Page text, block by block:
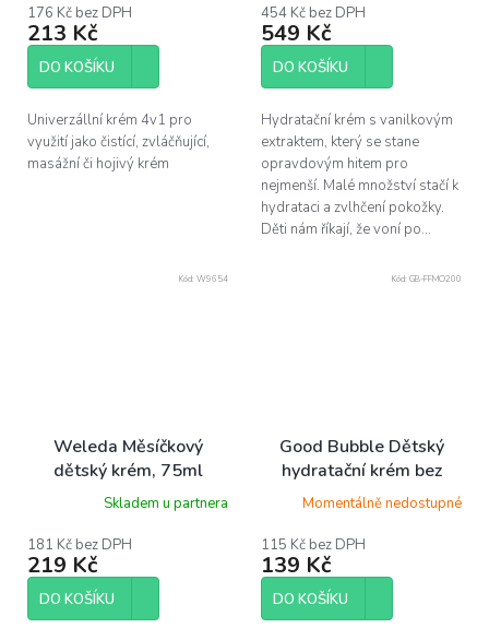
176 Kč bez DPH
213 Kč
DO KOŠÍKU
Univerzállní krém 4v1 pro
využití jako čistící, zvláčňující,
masážní či hojivý krém
454 Kč bez DPH
549 Kč
DO KOŠÍKU
Hydratační krém s vanilkovým
extraktem, který se stane
opravdovým hitem pro
nejmenší. Malé množství stačí k
hydrataci a zvlhčení pokožky.
Děti nám říkají, že voní po...
Weleda Měsíčkový
dětský krém, 75ml
Skladem u partnera
181 Kč bez DPH
219 Kč
DO KOŠÍKU
Kód: W9654
Good Bubble Dětský
hydratační krém bez
vůně 200ml
Momentálně nedostupné
115 Kč bez DPH
139 Kč
DO KOŠÍKU
Kód: GB-FFMO200